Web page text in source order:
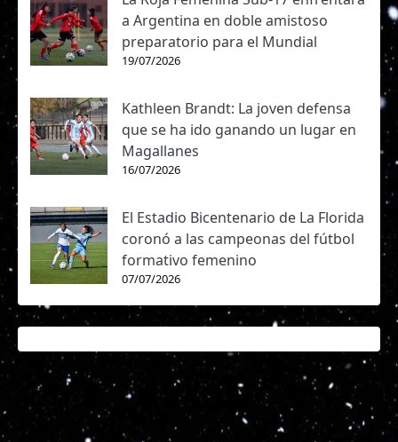
a Argentina en doble amistoso
preparatorio para el Mundial
19/07/2026
Kathleen Brandt: La joven defensa
que se ha ido ganando un lugar en
Magallanes
16/07/2026
El Estadio Bicentenario de La Florida
coronó a las campeonas del fútbol
formativo femenino
07/07/2026